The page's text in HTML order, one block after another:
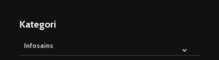
Kategori
Infosains